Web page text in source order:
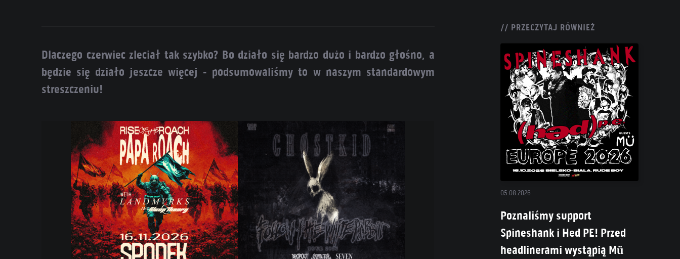
Dlaczego czerwiec zleciał tak szybko? Bo działo się bardzo dużo i bardzo głośno, a
będzie się działo jeszcze więcej - podsumowaliśmy to w naszym standardowym
streszczeniu!
// PRZECZYTAJ RÓWNIEŻ
05.08.2026
Poznaliśmy support
Spineshank i Hed PE! Przed
headlinerami wystąpią Mü